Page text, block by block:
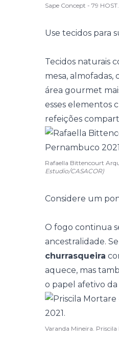
Sape Concept - 79
Use tecidos para
Tecidos naturais
mesa,
área gourmet
esses elementos
refeições
Rafaella Bittencourt
Estudio/CASACOR)
Considere um
O fogo continua
ancestralidade.
churrasqueira
aquece, mas
o papel afetivo
Varanda Mineira.